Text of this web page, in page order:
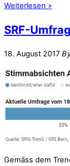
Weiterlesen »
SRF-
18. August 2017
Gemäss dem